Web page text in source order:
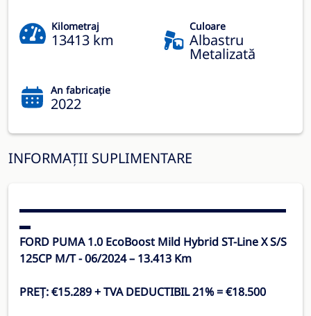
Kilometraj
13413 km
Culoare
Albastru
Metalizată
An fabricație
2022
INFORMAȚII SUPLIMENTARE
▬▬▬▬▬▬▬▬▬▬▬▬▬▬▬▬▬▬▬▬▬▬▬▬
▬
FORD PUMA 1.0 EcoBoost Mild Hybrid ST-Line X S/S
125CP M/T - 06/2024 – 13.413 Km
PREȚ: €15.289 + TVA DEDUCTIBIL 21% = €18.500